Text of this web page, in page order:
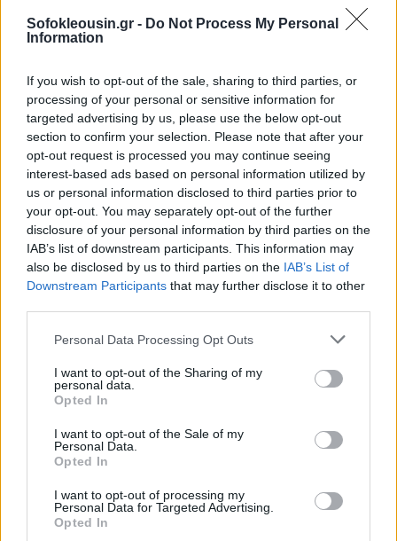
Sofokleousin.gr - Do Not Process My Personal
Information
If you wish to opt-out of the sale, sharing to third parties, or
processing of your personal or sensitive information for
targeted advertising by us, please use the below opt-out
section to confirm your selection. Please note that after your
opt-out request is processed you may continue seeing
interest-based ads based on personal information utilized by
us or personal information disclosed to third parties prior to
your opt-out. You may separately opt-out of the further
disclosure of your personal information by third parties on the
IAB’s list of downstream participants. This information may
also be disclosed by us to third parties on the IAB’s List of
Downstream Participants that may further disclose it to other
Personal Data Processing Opt Outs
I want to opt-out of the Sharing of my
personal data.
Opted In
I want to opt-out of the Sale of my
Personal Data.
Opted In
I want to opt-out of processing my
Personal Data for Targeted Advertising.
Opted In
Οποιοσδήποτε έχει κάποια πληροφορία,
Χαμόγελο του Παιδιού» όλο το 24ωρο, στην
«Ευρωπαϊκή Γραμμή για τα Εξαφανισμένα Παιδιά